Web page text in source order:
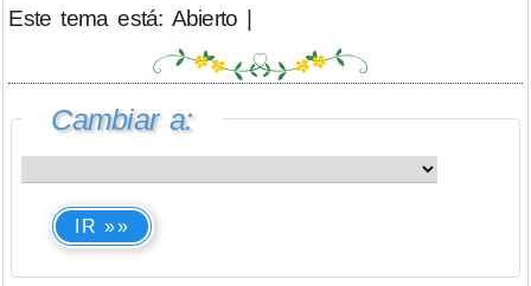
Este tema está: Abierto |
Cambiar a:
IR »»